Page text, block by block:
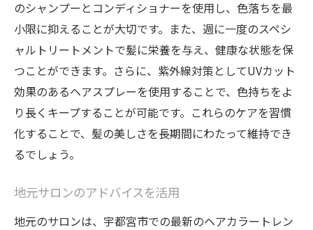
のシャンプーとコンディショナーを使用し、色落ちを最
小限に抑えることが大切です。また、週に一度のスペシ
ャルトリートメントで髪に栄養を与え、健康な状態を保
つことができます。さらに、紫外線対策としてUVカット
効果のあるヘアスプレーを使用することで、色持ちをよ
り長くキープすることが可能です。これらのケアを習慣
化することで、髪の美しさを長期間にわたって維持でき
るでしょう。
地元サロンのアドバイスを活用
地元のサロンは、宇都宮市での最新のヘアカラートレン